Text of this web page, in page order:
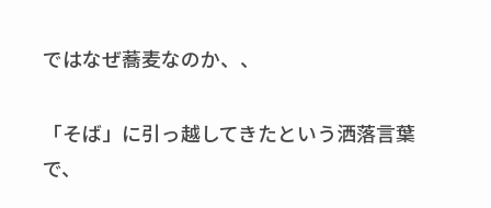
ではなぜ蕎麦なのか、、
「そば」に引っ越してきたという洒落言葉
で、